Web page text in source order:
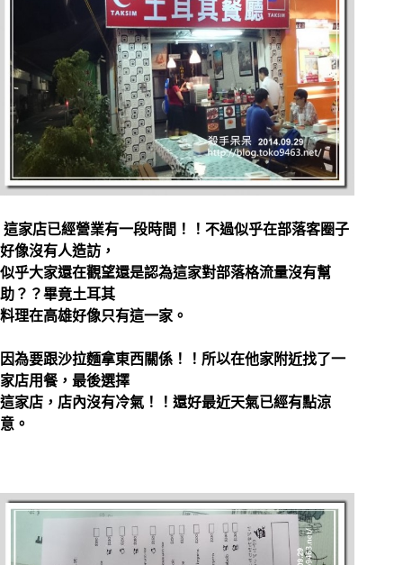
這家店已經營業有一段時間！！不過似乎在部落客圈子
好像沒有人造訪，
似乎大家還在觀望還是認為這家對部落格流量沒有幫
助？？畢竟土耳其
料理在高雄好像只有這一家。
因為要跟沙拉麵拿東西關係！！所以在他家附近找了一
家店用餐，最後選擇
這家店，店內沒有冷氣！！還好最近天氣已經有點涼
意。